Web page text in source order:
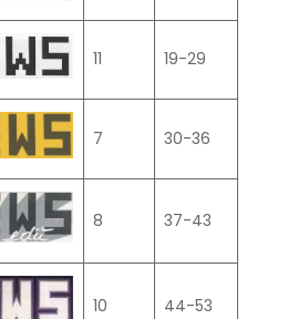
11 19-29
7 30-36
8 37-43
10 44-53